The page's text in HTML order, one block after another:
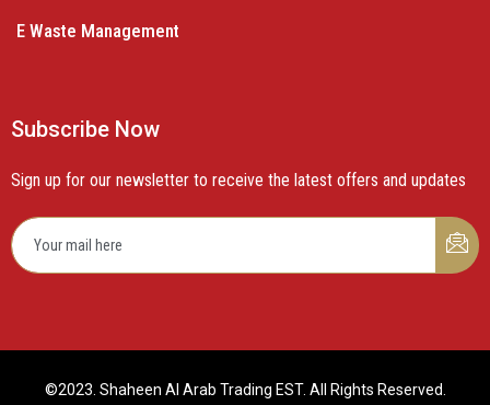
E Waste Management
Subscribe Now
Sign up for our newsletter to receive the latest offers and updates
©2023. Shaheen Al Arab Trading EST. All Rights Reserved.